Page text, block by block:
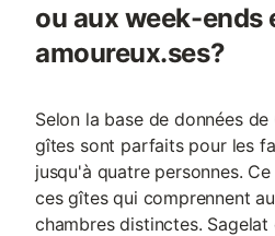
ou aux week-ends
amoureux.ses?
Selon la base de données
gîtes sont parfaits pour les
jusqu'à quatre personnes.
ces gîtes qui comprennent
chambres distinctes. Sagelat